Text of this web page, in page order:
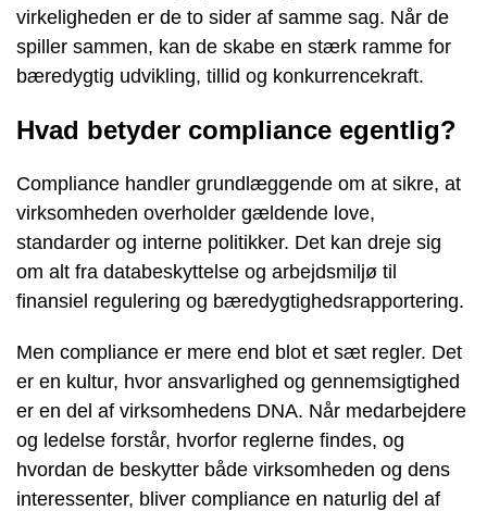
virkeligheden er de to sider af samme sag. Når de
spiller sammen, kan de skabe en stærk ramme for
bæredygtig udvikling, tillid og konkurrencekraft.
Hvad betyder compliance egentlig?
Compliance handler grundlæggende om at sikre, at
virksomheden overholder gældende love,
standarder og interne politikker. Det kan dreje sig
om alt fra databeskyttelse og arbejdsmiljø til
finansiel regulering og bæredygtighedsrapportering.
Men compliance er mere end blot et sæt regler. Det
er en kultur, hvor ansvarlighed og gennemsigtighed
er en del af virksomhedens DNA. Når medarbejdere
og ledelse forstår, hvorfor reglerne findes, og
hvordan de beskytter både virksomheden og dens
interessenter, bliver compliance en naturlig del af